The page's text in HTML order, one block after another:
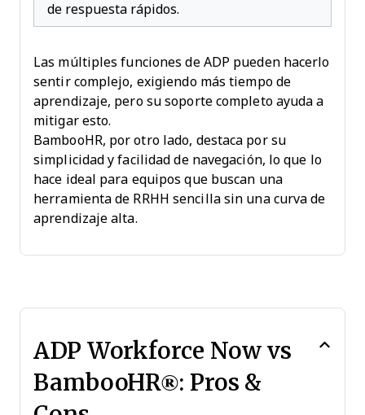
de respuesta rápidos.
Las múltiples funciones de ADP pueden hacerlo
sentir complejo, exigiendo más tiempo de
aprendizaje, pero su soporte completo ayuda a
mitigar esto.
BambooHR, por otro lado, destaca por su
simplicidad y facilidad de navegación, lo que lo
hace ideal para equipos que buscan una
herramienta de RRHH sencilla sin una curva de
aprendizaje alta.
ADP Workforce Now vs
BambooHR®: Pros &